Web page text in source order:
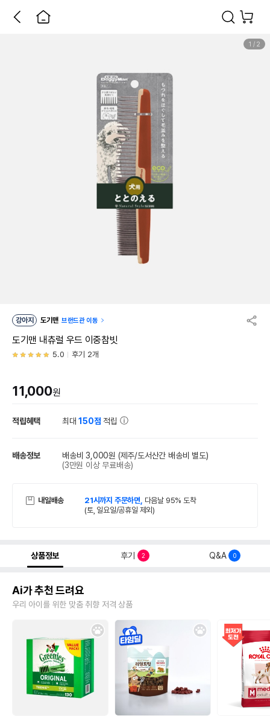
1 / 2
강아지 도기맨 브랜드관 이동
도기맨 내츄럴 우드 이중참빗
5.0 후기 2개
11,000원
적립혜택 최대150점 적립
배송정보 배송비 3,000원 (제주/도서산간 배송비 별도)
(3만원 이상 무료배송)
내일배송 21시까지 주문하면, 다음날 95% 도착
(토, 일요일/공휴일 제외)
상품정보 후기 2 Q&A 0
Ai가 추천 드려요
우리 아이를 위한 맞춤 취향 저격 상품